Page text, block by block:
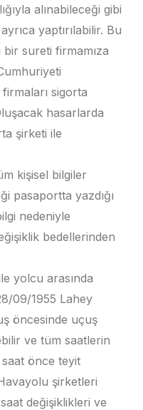
alınabileceği gibi
yaptırılabilir. Bu
sureti firmamıza
sigorta
hasarlarda
şirketi ile
kişisel bilgiler
pasaportta yazdığı
nedeniyle
bedellerinden
yolcu arasında
09/1955 Lahey
öncesinde uçuş
ve tüm saatlerin
önce teyit
şirketleri
değişiklikleri ve